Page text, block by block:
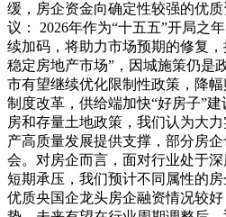
缓，房企资金向确定性较强的优
议： 2026年作为“十五五”开局之
续加码，将助力市场预期的修复
稳定房地产市场”，因城施策仍是
市有望继续优化限制性政策，降
制度改革，供给端加快“好房子”
房和存量土地政策，我们认为大
产高质量发展提供支撑，部分房
会。对房企而言，面对行业处于
短期承压，我们预计不同属性的
优质央国企龙头房企融资情况较